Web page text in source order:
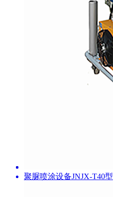
聚脲喷涂设备JNJX-T40型